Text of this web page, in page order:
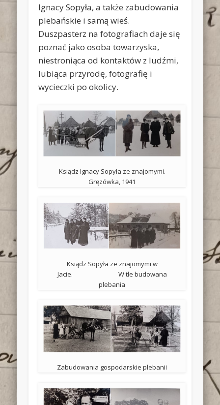
Ignacy Sopyła, a także zabudowania
plebańskie i samą wieś.
Duszpasterz na fotografiach daje się
poznać jako osoba towarzyska,
niestroniąca od kontaktów z ludźmi,
lubiąca przyrodę, fotografię i
wycieczki po okolicy.
Ksiądz Ignacy Sopyła ze znajomymi.
Gręzówka, 1941
Ksiądz Sopyła ze znajomymi w
Jacie. W tle budowana
plebania
Zabudowania gospodarskie plebanii